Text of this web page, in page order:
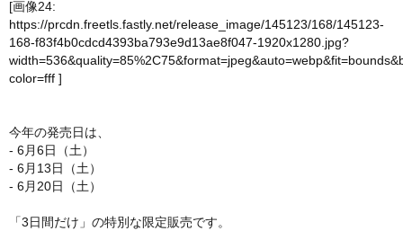
[画像24:
https://prcdn.freetls.fastly.net/release_image/145123/168/145123-
168-f83f4b0cdcd4393ba793e9d13ae8f047-1920x1280.jpg?
color=fff ]
今年の発売日は、
- 6月6日（土）
- 6月13日（土）
- 6月20日（土）
「3日間だけ」の特別な限定販売です。